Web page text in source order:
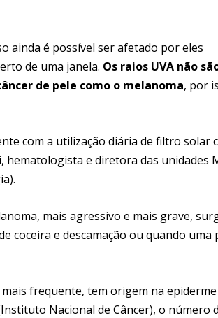
ainda é possível ser afetado por eles
de uma janela. Os raios UVA não
de pele como o melanoma, por
com a utilização diária de filtro solar
hematologista e diretora das unidades
mais agressivo e mais grave,
coceira e descamação ou quando uma
frequente, tem origem na epiderme
Nacional de Câncer), o número